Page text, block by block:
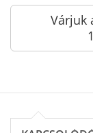
Várjuk